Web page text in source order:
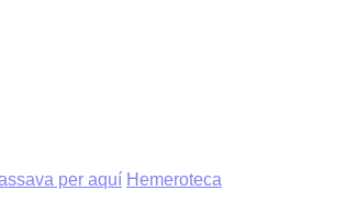
per aquí Hemeroteca